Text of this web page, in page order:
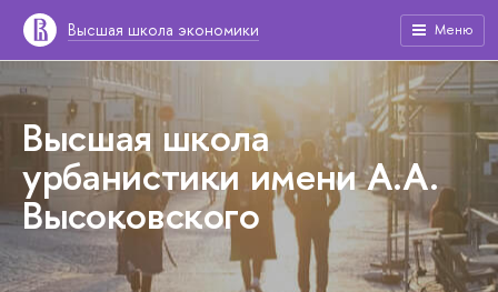
Высшая школа экономики Меню
Высшая школа
урбанистики имени А.А.
Высоковского